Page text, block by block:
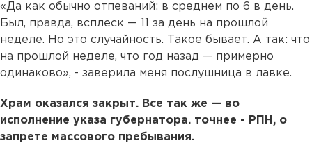
«Да как обычно отпеваний: в среднем по 6 в день.
Был, правда, всплеск — 11 за день на прошлой
неделе. Но это случайность. Такое бывает. А так: что
на прошлой неделе, что год назад — примерно
одинаково», - заверила меня послушница в лавке.
Храм оказался закрыт. Все так же — во
исполнение указа губернатора. точнее - РПН, о
запрете массового пребывания.